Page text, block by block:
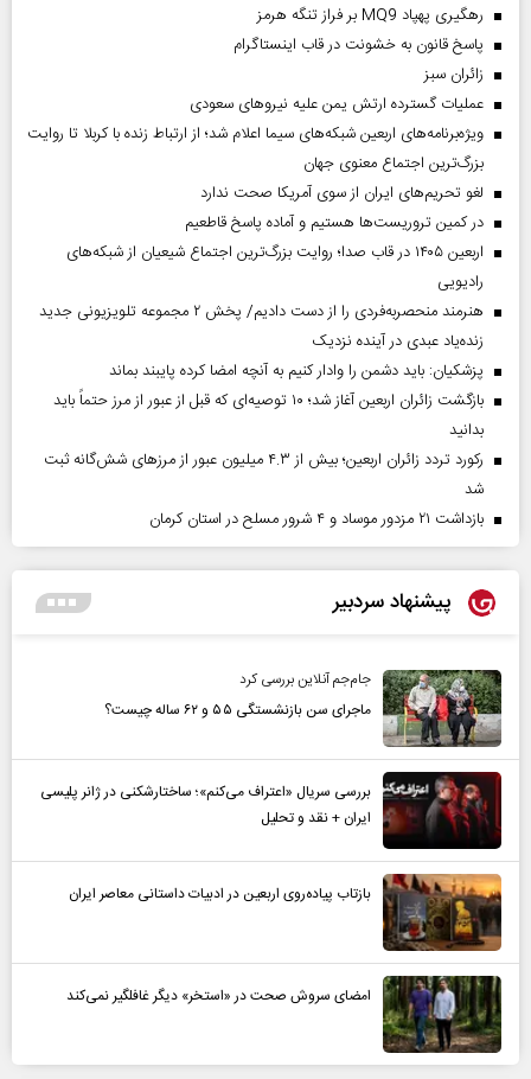
رهگیری پهپاد MQ9 بر فراز تنگه هرمز
پاسخ قانون به خشونت در قاب اینستاگرام
‌زائران سبز
عملیات گسترده ارتش یمن علیه نیروهای سعودی
ویژه‌برنامه‌های اربعین شبکه‌های سیما اعلام شد؛ از ارتباط زنده با کربلا تا روایت
بزرگ‌ترین اجتماع معنوی جهان
لغو تحریم‌های ایران از سوی آمریکا صحت ندارد
در کمین تروریست‌ها هستیم و آماده پاسخ قاطعیم
اربعین ۱۴۰۵ در قاب صدا؛ روایت بزرگ‌ترین اجتماع شیعیان از شبکه‌های
رادیویی
هنرمند منحصر‌به‌فردی را از دست دادیم/ پخش ۲ مجموعه تلویزیونی جدید
زنده‌یاد عبدی در آینده نزدیک
پزشکیان: باید دشمن را وادار کنیم به آنچه امضا کرده پایبند بماند
بازگشت زائران اربعین آغاز شد؛ ۱۰ توصیه‌ای که قبل از عبور از مرز حتماً باید
بدانید
رکورد تردد زائران اربعین؛ بیش از ۴.۳ میلیون عبور از مرزهای شش‌گانه ثبت
شد
بازداشت ۲۱ مزدور موساد و ۴ شرور مسلح در استان کرمان
پیشنهاد سردبیر
جام‌جم آنلاین بررسی کرد
ماجرای سن بازنشستگی ۵۵ و ۶۲ ساله چیست؟
بررسی سریال «اعتراف می‌کنم»؛ ساختارشکنی در ژانر پلیسی
ایران + نقد و تحلیل
بازتاب پیاده‌روی اربعین در ادبیات داستانی معاصر ایران
امضای سروش صحت در «استخر» دیگر غافلگیر نمی‌کند